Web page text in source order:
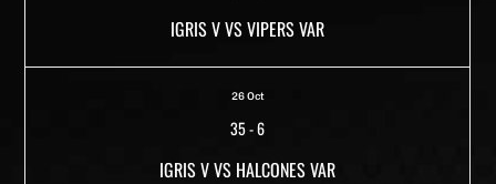
IGRIS V VS VIPERS VAR
26 Oct
35-6
IGRIS V VS HALCONES VAR